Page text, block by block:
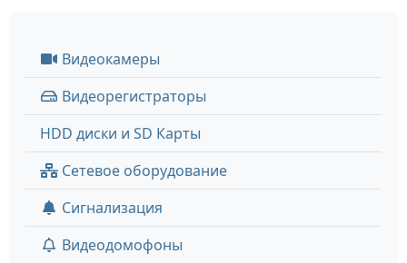
Видеокамеры
Видеорегистраторы
HDD диски и SD Карты
Сетевое оборудование
Сигнализация
Видеодомофоны